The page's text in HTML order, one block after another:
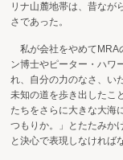
リナ山麓地帯は、昔なが
さであった。
私が会社をやめてMRA
ン博士やピーター・ハワ
れ、自分の力のなさ、い
未知の道を歩き出したこ
たちをさらに大きな大海
つもりか。」とたたみか
と決心で表現しなければ